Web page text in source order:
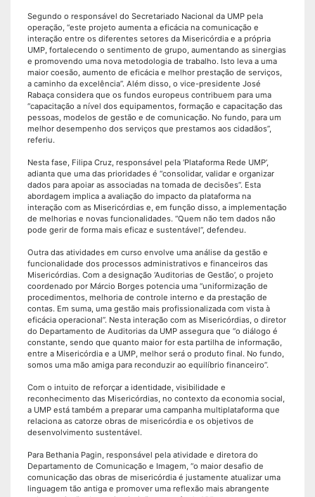
Segundo o responsável do Secretariado Nacional da UMP pela
operação, “este projeto aumenta a eficácia na comunicação e
interação entre os diferentes setores da Misericórdia e a própria
UMP, fortalecendo o sentimento de grupo, aumentando as sinergias
e promovendo uma nova metodologia de trabalho. Isto leva a uma
maior coesão, aumento de eficácia e melhor prestação de serviços,
a caminho da excelência”. Além disso, o vice-presidente José
Rabaça considera que os fundos europeus contribuem para uma
“capacitação a nível dos equipamentos, formação e capacitação das
pessoas, modelos de gestão e de comunicação. No fundo, para um
melhor desempenho dos serviços que prestamos aos cidadãos”,
referiu.
Nesta fase, Filipa Cruz, responsável pela ‘Plataforma Rede UMP’,
adianta que uma das prioridades é “consolidar, validar e organizar
dados para apoiar as associadas na tomada de decisões”. Esta
abordagem implica a avaliação do impacto da plataforma na
interação com as Misericórdias e, em função disso, a implementação
de melhorias e novas funcionalidades. “Quem não tem dados não
pode gerir de forma mais eficaz e sustentável”, defendeu.
Outra das atividades em curso envolve uma análise da gestão e
funcionalidade dos processos administrativos e financeiros das
Misericórdias. Com a designação ‘Auditorias de Gestão’, o projeto
coordenado por Márcio Borges potencia uma “uniformização de
procedimentos, melhoria de controle interno e da prestação de
contas. Em suma, uma gestão mais profissionalizada com vista à
eficácia operacional”. Nesta interação com as Misericórdias, o diretor
do Departamento de Auditorias da UMP assegura que “o diálogo é
constante, sendo que quanto maior for esta partilha de informação,
entre a Misericórdia e a UMP, melhor será o produto final. No fundo,
somos uma mão amiga para reconduzir ao equilíbrio financeiro”.
Com o intuito de reforçar a identidade, visibilidade e
reconhecimento das Misericórdias, no contexto da economia social,
a UMP está também a preparar uma campanha multiplataforma que
relaciona as catorze obras de misericórdia e os objetivos de
desenvolvimento sustentável.
Para Bethania Pagin, responsável pela atividade e diretora do
Departamento de Comunicação e Imagem, “o maior desafio de
comunicação das obras de misericórdia é justamente atualizar uma
linguagem tão antiga e promover uma reflexão mais abrangente